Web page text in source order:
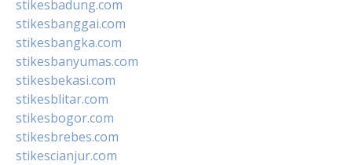
stikesbadung.com
stikesbanggai.com
stikesbangka.com
stikesbanyumas.com
stikesbekasi.com
stikesblitar.com
stikesbogor.com
stikesbrebes.com
stikescianjur.com